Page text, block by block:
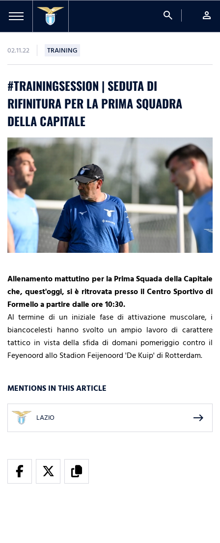
search person
02.11.22 TRAINING
#TRAININGSESSION | SEDUTA DI
RIFINITURA PER LA PRIMA SQUADRA
DELLA CAPITALE
Allenamento mattutino per la Prima Squada della Capitale
che, quest'oggi, si è ritrovata presso il Centro Sportivo di
Formello a partire dalle ore 10:30.
Al termine di un iniziale fase di attivazione muscolare, i
biancocelesti hanno svolto un ampio lavoro di carattere
tattico in vista della sfida di domani pomeriggio contro il
Feyenoord alloStadion Feijenoord 'De Kuip' di Rotterdam.
MENTIONS IN THIS ARTICLE
LAZIO east